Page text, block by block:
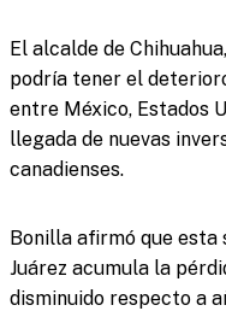
El alcalde de
podría tener el
entre México, Estados
llegada de nuevas
canadienses.
Bonilla afirmó que esta
Juárez acumula la
disminuido respecto a